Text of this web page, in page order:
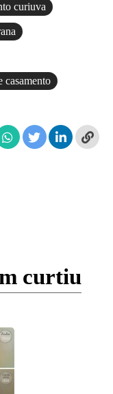
curiuva
casamento
curtiu